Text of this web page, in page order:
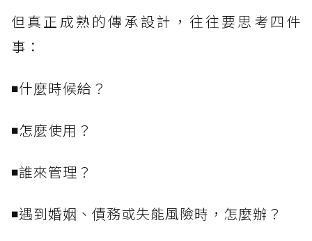
但真正成熟的傳承設計，往往要思考四件
事：
◾什麼時候給？
◾怎麼使用？
◾誰來管理？
◾遇到婚姻、債務或失能風險時，怎麼辦？